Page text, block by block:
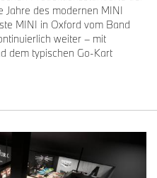
Jahre des modernen MINI
MINI in Oxford vom Band
weiter – mit
dem typischen Go-Kart